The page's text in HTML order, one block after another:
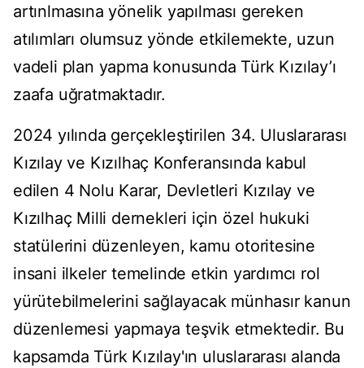
artınlmasına yönelik yapılması gereken
atılımları olumsuz yönde etkilemekte, uzun
vadeli plan yapma konusunda Türk Kızılay’ı
zaafa uğratmaktadır.
2024 yılında gerçekleştirilen 34. Uluslararası
Kızılay ve Kızılhaç Konferansında kabul
edilen 4 Nolu Karar, Devletleri Kızılay ve
Kızılhaç Milli dernekleri için özel hukuki
statülerini düzenleyen, kamu otoritesine
insani ilkeler temelinde etkin yardımcı rol
yürütebilmelerini sağlayacak münhasır kanun
düzenlemesi yapmaya teşvik etmektedir. Bu
kapsamda Türk Kızılay'ın uluslararası alanda